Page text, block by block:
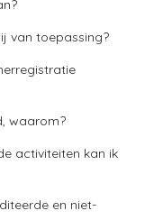
van toepassing?
waarom?
activiteiten kan ik
en niet-